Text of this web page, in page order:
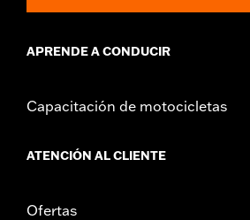
APRENDE A CONDUCIR
Capacitación de motocicletas
ATENCIÓN AL CLIENTE
Ofertas